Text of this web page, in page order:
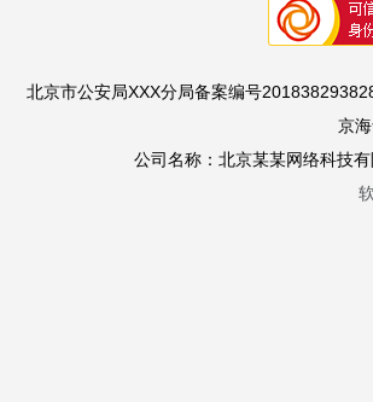
北京市公安局XXX分局备案编号
京
公司名称：北京某某网络科技